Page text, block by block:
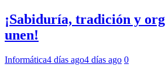
¡Sabiduría, tradición y
unen!
Informática4 días ago4 días ago 0